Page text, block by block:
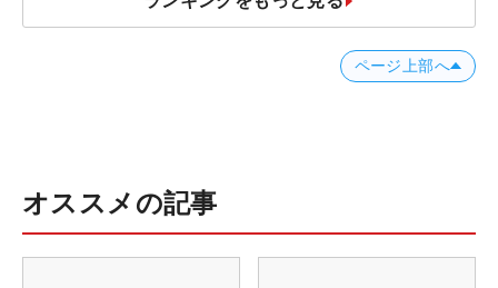
ページ上部へ
オススメの記事